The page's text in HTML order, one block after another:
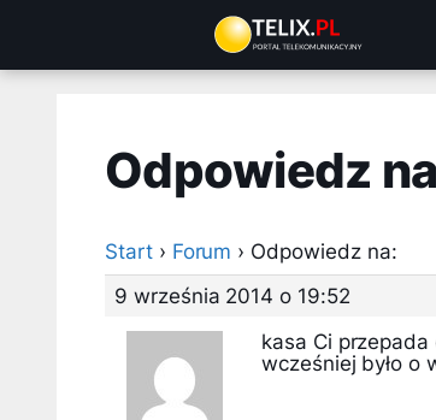
treści
Odpowiedz
Start › Forum › Odpowiedz na:
9 września 2014 o 19:52
kasa Ci
wcześniej było o